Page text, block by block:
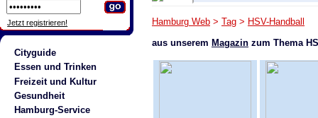
Jetzt registrieren!
Cityguide
Essen und Trinken
Freizeit und Kultur
Gesundheit
Hamburg-Service
Hamburg Web > Tag > HSV-Handball
aus unserem Magazin zum Thema